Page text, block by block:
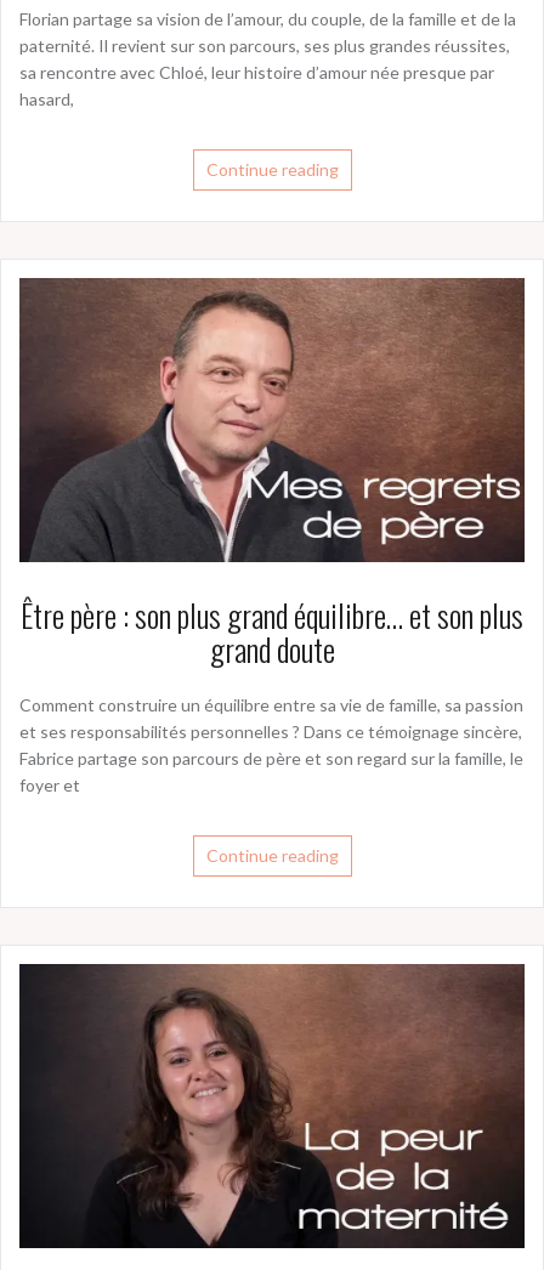
Florian partage sa vision de l’amour, du couple, de la famille et de la
paternité. Il revient sur son parcours, ses plus grandes réussites,
sa rencontre avec Chloé, leur histoire d’amour née presque par
hasard,
Continue reading
Être père : son plus grand équilibre… et son plus
grand doute
Comment construire un équilibre entre sa vie de famille, sa passion
et ses responsabilités personnelles ? Dans ce témoignage sincère,
Fabrice partage son parcours de père et son regard sur la famille, le
foyer et
Continue reading